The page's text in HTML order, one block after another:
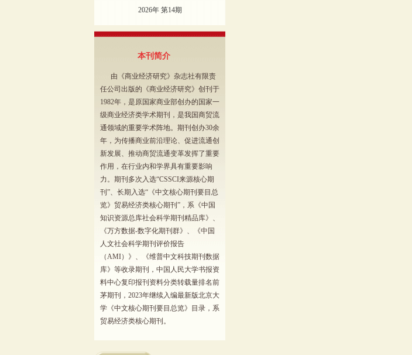
2026年 第14期
本刊简介
由《商业经济研究》杂志社有限责
任公司出版的《商业经济研究》创刊于
1982年，是原国家商业部创办的国家一
级商业经济类学术期刊，是我国商贸流
通领域的重要学术阵地。期刊创办30余
年，为传播商业前沿理论、促进流通创
新发展、推动商贸流通变革发挥了重要
作用，在行业内和学界具有重要影响
力。期刊多次入选“CSSCI来源核心期
刊”、长期入选“《中文核心期刊要目总
览》贸易经济类核心期刊”，系《中国
知识资源总库社会科学期刊精品库》、
《万方数据-数字化期刊群》、《中国
人文社会科学期刊评价报告
（AMI）》、《维普中文科技期刊数据
库》等收录期刊，中国人民大学书报资
料中心复印报刊资料分类转载量排名前
茅期刊，2023年继续入编最新版北京大
学《中文核心期刊要目总览》目录，系
贸易经济类核心期刊。